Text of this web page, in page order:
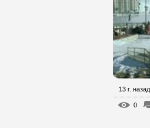
13 г. назад
0